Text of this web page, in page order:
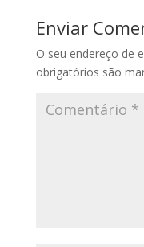
Enviar
O seu endereço de
obrigatórios são